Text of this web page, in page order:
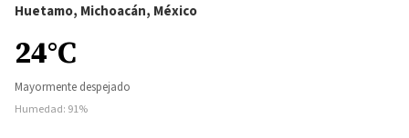
Huetamo, Michoacán, México
24°C
Mayormente despejado
Humedad: 91%